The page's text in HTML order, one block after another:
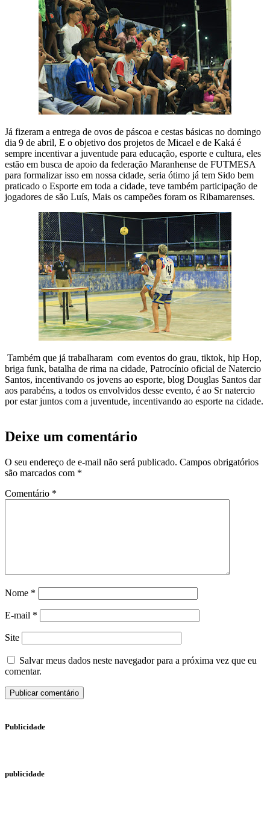
Já fizeram a entrega de ovos de páscoa e cestas básicas no domingo
dia 9 de abril, E o objetivo dos projetos de Micael e de Kaká é
sempre incentivar a juventude para educação, esporte e cultura, eles
estão em busca de apoio da federação Maranhense de FUTMESA
para formalizar isso em nossa cidade, seria ótimo já tem Sido bem
praticado o Esporte em toda a cidade, teve também participação de
jogadores de são Luís, Mais os campeões foram os Ribamarenses.
Também que já trabalharam com eventos do grau, tiktok, hip Hop,
briga funk, batalha de rima na cidade, Patrocínio oficial de Natercio
Santos, incentivando os jovens ao esporte, blog Douglas Santos dar
aos parabéns, a todos os envolvidos desse evento, é ao Sr natercio
por estar juntos com a juventude, incentivando ao esporte na cidade.
Deixe um comentário
O seu endereço de e-mail não será publicado. Campos obrigatórios
são marcados com *
Comentário *
Nome *
E-mail *
Site
Salvar meus dados neste navegador para a próxima vez que eu
comentar.
Publicidade
publicidade